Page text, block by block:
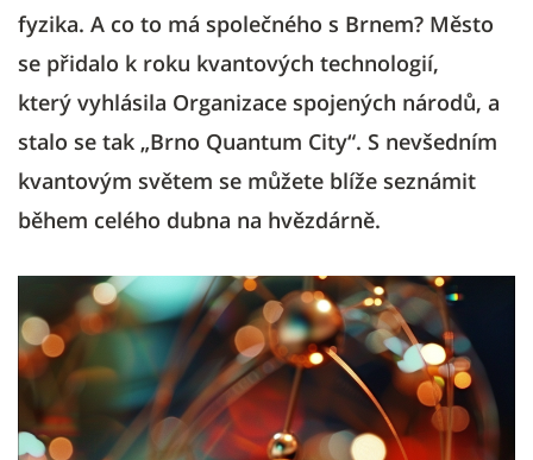
fyzika. A co to má společného s Brnem? Město
se přidalo k roku kvantových technologií,
který vyhlásila Organizace spojených národů, a
stalo se tak „Brno Quantum City“. S nevšedním
kvantovým světem se můžete blíže seznámit
během celého dubna na hvězdárně.